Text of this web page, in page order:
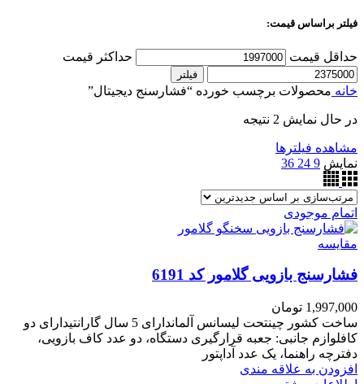
فیلتر براساس قیمت:
حداقل قیمت حداکثر قیمت
فیلتر
خانه محصولات برچسب خورده “فشارسنج دیجیتال”
در حال نمایش 2 نتیجه
مشاهده فیلترها
نمایش 9
24
36
اتمام موجودی
مقایسه
فشارسنج بازویی گلامور کد 6191
1,997,000 تومان
ساخت کشور چینتحت لیسانس آلماندارای 5 سال گارانتیدارای دو
کافلوازم جانبی: جعبه قرارگیری دستگاه، دو عدد کاف بازویی،
دفترچه راهنما، یک عدد آداپتور
افزودن به علاقه مندی